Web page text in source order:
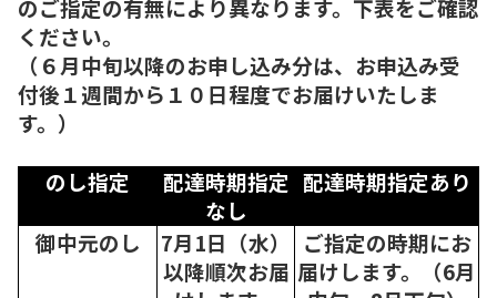
のご指定の有無により異なります。下表をご確認
ください。
（６月中旬以降のお申し込み分は、お申込み受
付後１週間から１０日程度でお届けいたしま
す。）
のし指定
配達時期指定
なし
配達時期指定あり
御中元のし
7月1日（水）
以降順次お届
ご指定の時期にお
届けします。（6月